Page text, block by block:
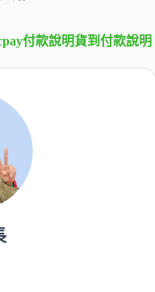
付款說明貨到付款說明